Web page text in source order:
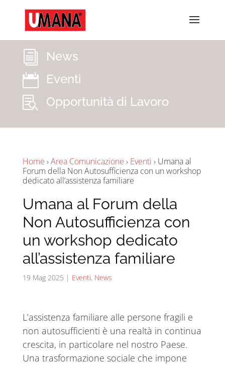
i News
 Eventi
 Opportunità di Lavoro
Home ›Area Comunicazione › Eventi › Umana al
Forum della Non Autosufficienza con un workshop
dedicato all’assistenza familiare
Umana al Forum della
Non Autosufficienza con
un workshop dedicato
all’assistenza familiare
19 Mag 2025 | Eventi, News
L’assistenza familiare alle persone fragili e
non autosufficienti è una realtà in continua
crescita, in particolare nel nostro Paese.
Una trasformazione sociale che impone